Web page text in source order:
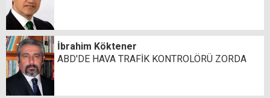
İbrahim Köktener
ABD'DE HAVA TRAFİK KONTROLÖRÜ ZORDA